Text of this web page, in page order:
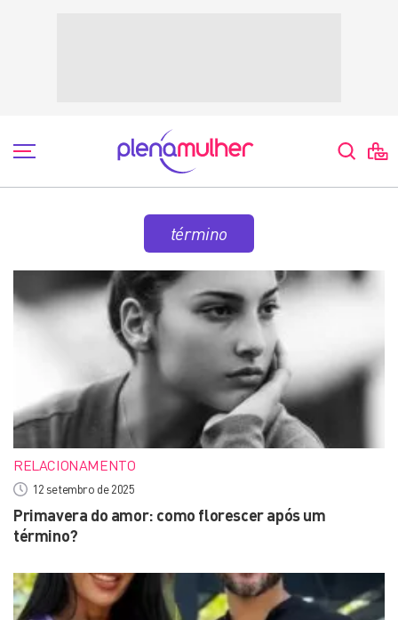
término
RELACIONAMENTO
12 setembro de 2025
Primavera do amor: como florescer após um
término?